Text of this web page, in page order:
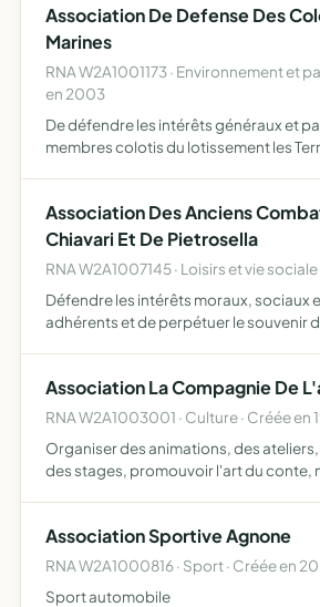
Association De Defense Des
Marines
RNA W2A1001173 · Environnement et
en 2003
De défendre les intérêts généraux et
membres colotis du lotissement les
Association Des Anciens
Chiavari Et De Pietrosella
RNA W2A1007145 · Loisirs et vie sociale
Défendre les intérêts moraux, sociaux
adhérents et de perpétuer le souvenir
Association La Compagnie De
RNA W2A1003001 · Culture · Créée en
Organiser des animations, des
des stages, promouvoir l'art du conte,
parades …
Association Sportive Agnone
RNA W2A1000816 · Sport · Créée en
Sport automobile